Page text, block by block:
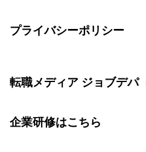
プライバシーポリシー
転職メディア ジョブデパ
企業研修はこちら